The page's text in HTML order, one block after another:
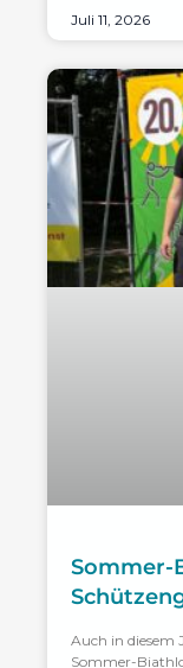
Juli 11, 2026
Sommer-
Auch in diesem
Sommer-